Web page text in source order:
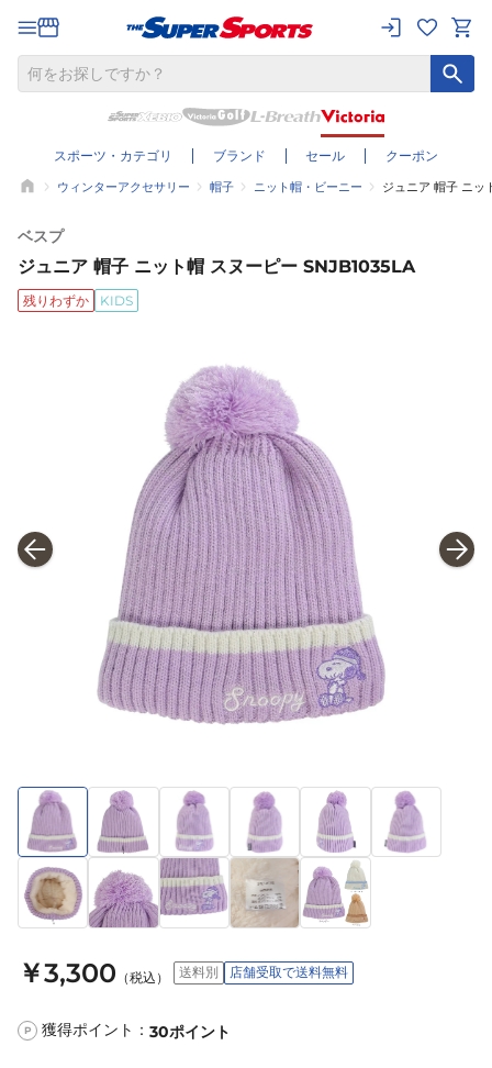
スポーツ・カテゴリ ブランド セール クーポン
ウィンターアクセサリー 帽子 ニット帽・ビーニー ジュニア 帽子 ニッ
ベスプ
ジュニア 帽子 ニット帽 スヌーピー SNJB1035LA
残りわずか KIDS
￥3,300 （税込） 送料別 店舗受取で送料無料
P 獲得ポイント： 30ポイント